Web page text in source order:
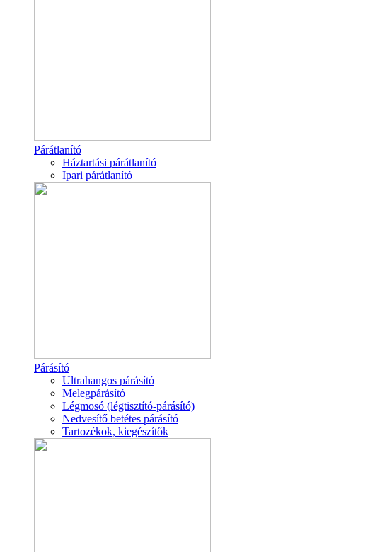
Párátlanító
Háztartási párátlanító
Ipari párátlanító
Párásító
Ultrahangos párásító
Melegpárásító
Légmosó (légtisztító-párásító)
Nedvesítő betétes párásító
Tartozékok, kiegészítők